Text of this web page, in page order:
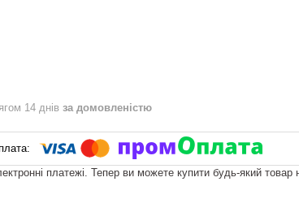
14 днів за домовленістю
платежі. Тепер ви можете купити будь-який товар